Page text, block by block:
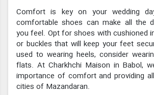
Comfort is key on your wedding
comfortable shoes can make all the
you feel. Opt for shoes with cushioned
or buckles that will keep your feet
used to wearing heels, consider
flats. At Charkhchi Maison in Babol,
importance of comfort and providing
cities of Mazandaran.